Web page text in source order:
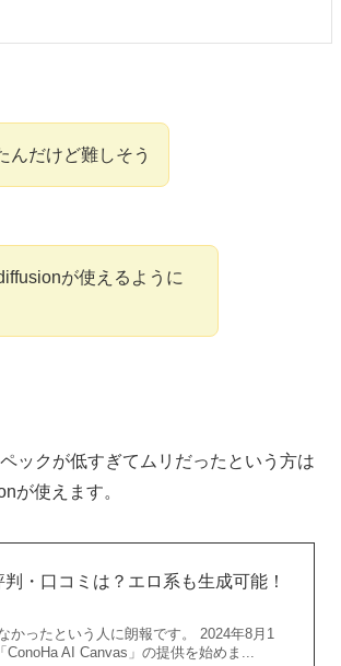
んだけど難しそう
が使えるように
ックが低すぎてムリだったという方は
が使えます。
・口コミは？エロ系も生成可能！
かったという人に朗報です。 2024年8月1
ConoHa AI Canvas」の提供を始めま...